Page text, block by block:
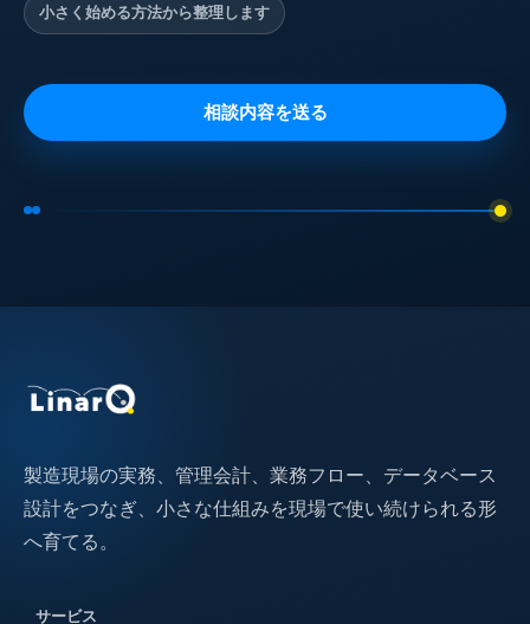
小さく始める方法から整理します
相談内容を送る
製造現場の実務、管理会計、業務フロー、データベース
設計をつなぎ、小さな仕組みを現場で使い続けられる形
へ育てる。
サービス